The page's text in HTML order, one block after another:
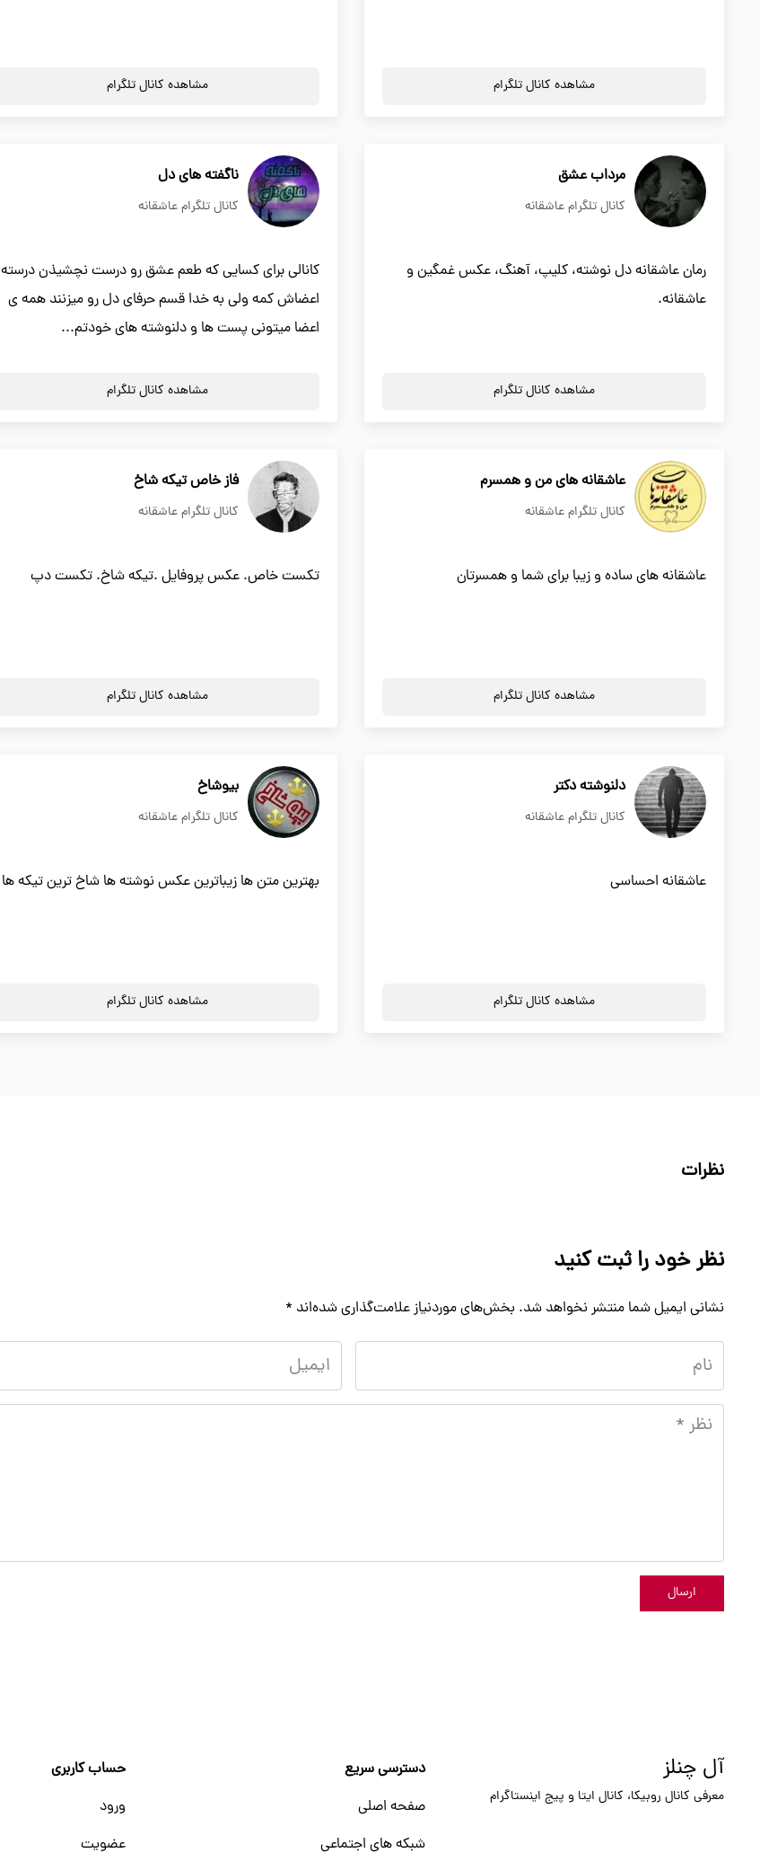
مشاهده کانال تلگرام مشاهده کانال تلگرام
مرداب عشق
کانال تلگرام عاشقانه
رمان عاشقانه دل نوشته، کلیپ، آهنگ، عکس غمگین و
عاشقانه.
مشاهده کانال تلگرام
ناگفته های دل
کانال تلگرام عاشقانه
کانالی برای کسایی که طعم عشق رو درست نچشیذن درسته
اعضاش کمه ولی به خدا قسم حرفای دل رو میزنند همه ی
اعضا میتونی پست ها و دلنوشته های خودتم...
مشاهده کانال تلگرام
عاشقانه های من و همسرم
کانال تلگرام عاشقانه
عاشقانه های ساده و زیبا برای شما و همسرتان
مشاهده کانال تلگرام
فاز خاص تیکه شاخ
کانال تلگرام عاشقانه
تکست خاص. عکس پروفایل .تیکه شاخ. تکست دپ
مشاهده کانال تلگرام
دلنوشته دکتر
کانال تلگرام عاشقانه
عاشقانه احساسی
مشاهده کانال تلگرام
بیوشاخ
کانال تلگرام عاشقانه
بهترین متن ها زیباترین عکس نوشته ها شاخ ترین تیکه ها
مشاهده کانال تلگرام
نظرات
نظر خود را ثبت کنید
نشانی ایمیل شما منتشر نخواهد شد. بخش‌های موردنیاز علامت‌گذاری شده‌اند *
ارسال
دسترسی سریع
صفحه اصلی
شبکه های اجتماعی
حساب کاربری
ورود
عضویت
آل چنلز
معرفی کانال روبیکا، کانال ایتا و پیج اینستاگرام